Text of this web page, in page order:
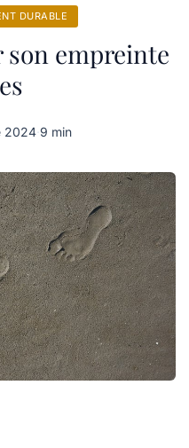
DURABLE
son empreinte
2024·9 min